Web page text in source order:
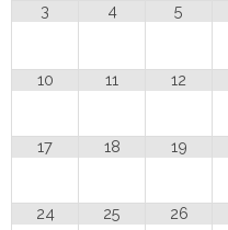
3 4 5
10 11 12
17 18 19
24 25 26